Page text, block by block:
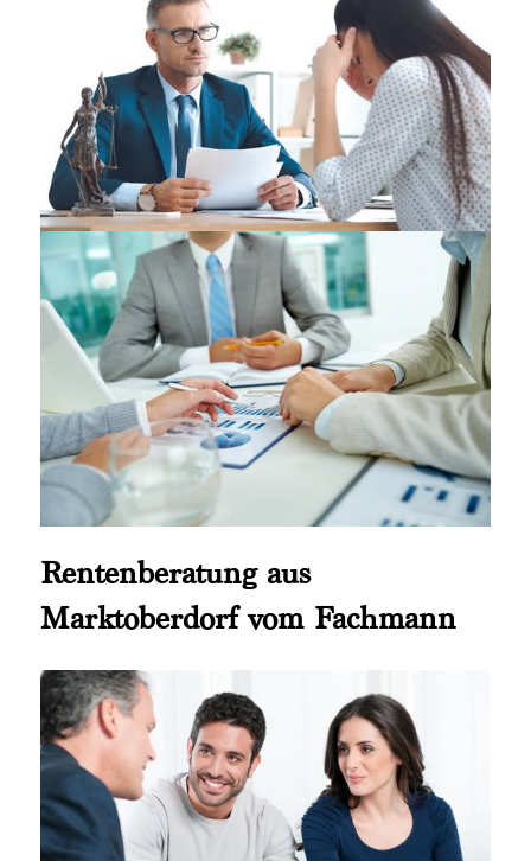
Rentenberatung aus
Marktoberdorf vom Fachmann